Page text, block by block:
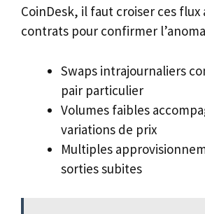
CoinDesk, il faut croiser ces flux
contrats pour confirmer
Swaps intrajournaliers
pair particulier
Volumes faibles
variations de prix
Multiples
sorties subites